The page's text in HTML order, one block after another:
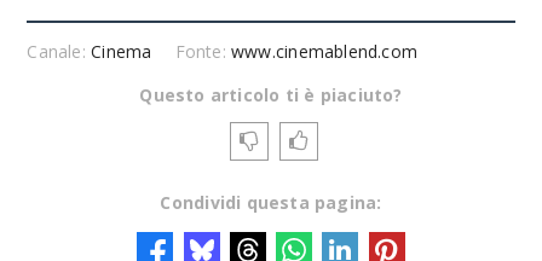
Canale:Cinema Fonte:www.cinemablend.com
Questo articolo ti è piaciuto?
Condividi questa pagina: